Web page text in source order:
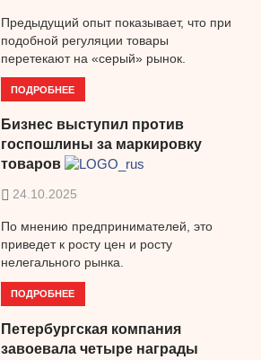
Предыдущий опыт показывает, что при
подобной регуляции товары
перетекают на «серый» рынок.
ПОДРОБНЕЕ
Бизнес выступил против
госпошлины за маркировку
товаров
24.10.2025
По мнению предпринимателей, это
приведет к росту цен и росту
нелегального рынка.
ПОДРОБНЕЕ
Петербургская компания
завоевала четыре награды